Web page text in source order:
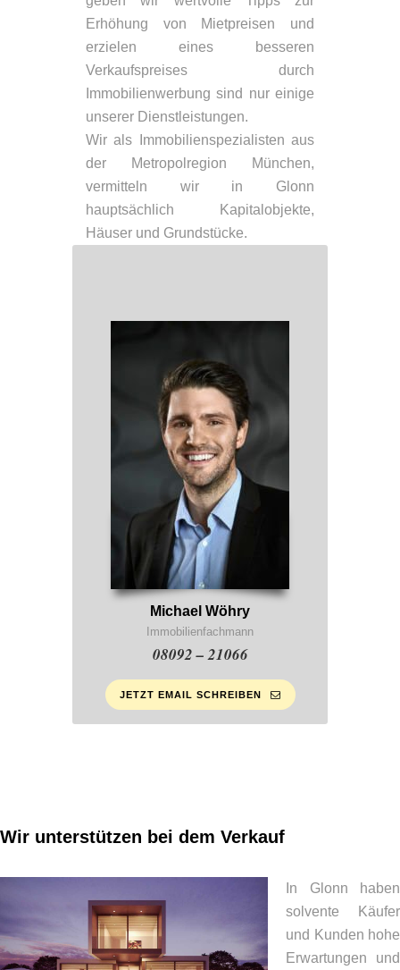
Erhöhung von Mietpreisen und
erzielen eines besseren
Verkaufspreises durch
Immobilienwerbung sind nur einige
unserer Dienstleistungen.
Wir als Immobilienspezialisten aus
der Metropolregion München,
vermitteln wir in Glonn
hauptsächlich Kapitalobjekte,
Häuser und Grundstücke.
Michael Wöhry
Immobilienfachmann
08092 – 21066
JETZT EMAIL SCHREIBEN
Wir unterstützen bei dem Verkauf
In Glonn haben
solvente Käufer
und Kunden hohe
Erwartungen und